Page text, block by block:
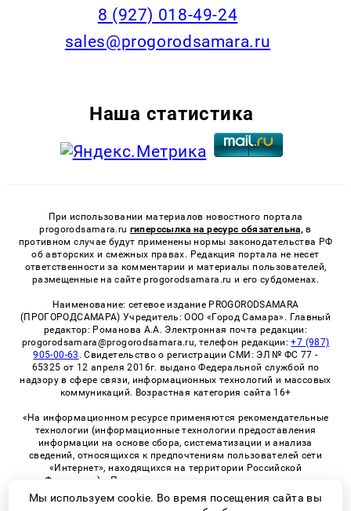
8 (927) 018-49-24
sales@progorodsamara.ru
Наша статистика
При использовании материалов новостного портала
progorodsamara.ru гиперссылка на ресурс обязательна, в
противном случае будут применены нормы законодательства РФ
об авторских и смежных правах. Редакция портала не несет
ответственности за комментарии и материалы пользователей,
размещенные на сайте progorodsamara.ru и его субдоменах.
Наименование: сетевое издание PROGORODSAMARA
(ПРОГОРОДСАМАРА) Учредитель: ООО «Город Самара». Главный
редактор: Романова А.А. Электронная почта редакции:
progorodsamara@progorodsamara.ru, телефон редакции:+7 (987)
905-00-63 . Свидетельство о регистрации СМИ: ЭЛ № ФС 77 -
65325 от 12 апреля 2016г. выдано Федеральной службой по
надзору в сфере связи, информационных технологий и массовых
коммуникаций. Возрастная категория сайта 16+
«На информационном ресурсе применяются рекомендательные
технологии (информационные технологии предоставления
информации на основе сбора, систематизации и анализа
сведений, относящихся к предпочтениям пользователей сети
«Интернет», находящихся на территории Российской
Федерации)». Правила применения рекомендательных
технологий в виджетах рекламно-обменной сети
«СМИ2» (PDF)
Мы используем cookie. Во время посещения сайта вы